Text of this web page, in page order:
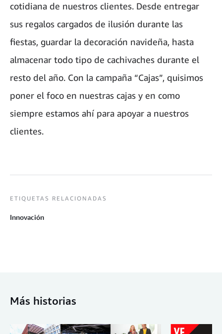
cotidiana de nuestros clientes. Desde entregar
sus regalos cargados de ilusión durante las
fiestas, guardar la decoración navideña, hasta
almacenar todo tipo de cachivaches durante el
resto del año. Con la campaña “Cajas”, quisimos
poner el foco en nuestras cajas y en como
siempre estamos ahí para apoyar a nuestros
clientes.
ETIQUETAS RELACIONADAS
Innovación
Más historias